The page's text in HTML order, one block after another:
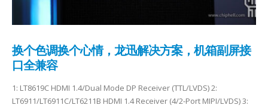
换个色调换个心情，龙迅解决方案，机箱副屏接
口全兼容
1: LT8619C HDMI 1.4/Dual Mode DP Receiver (TTL/LVDS) 2:
LT6911/LT6911C/LT6211B HDMI 1.4 Receiver (4/2-Port MIPI/LVDS) 3: